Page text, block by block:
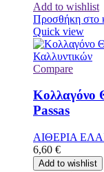
Add to wishlist
Προσθήκη στο
Quick view
Compare
Κολλαγόνο
Passas
ΑΙΘΕΡΙΑ
6,60 €
Add to wishlist